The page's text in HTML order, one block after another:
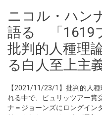
ニコル・ハン
語る 「1619
批判的人種理
る白人至上主
【2021/11/23/1】批判的人
れる中で、ピュリッツアー賞
ナ＝ジョーンズにロングイン